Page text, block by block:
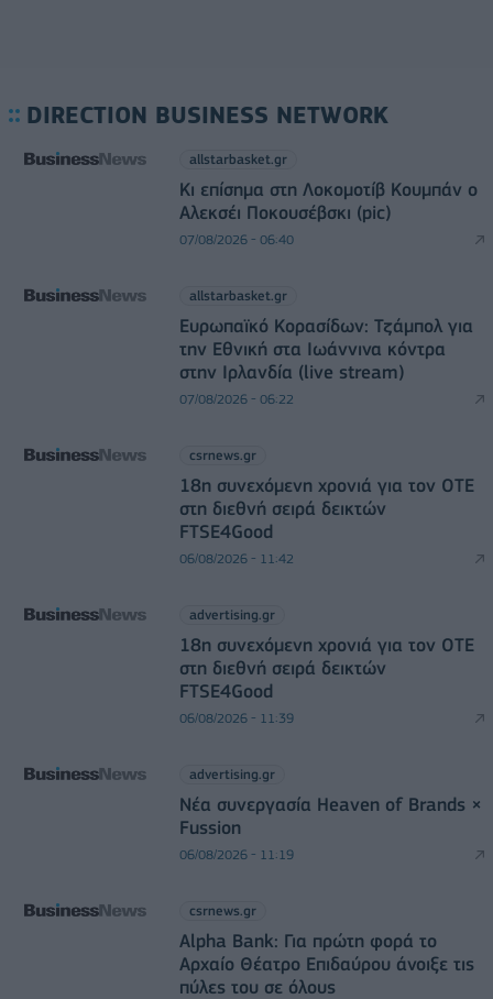
DIRECTION BUSINESS NETWORK
allstarbasket.gr
Κι επίσημα στη Λοκομοτίβ Κουμπάν ο
Αλεκσέι Ποκουσέβσκι (pic)
07/08/2026 - 06:40
allstarbasket.gr
Ευρωπαϊκό Κορασίδων: Τζάμπολ για
την Εθνική στα Ιωάννινα κόντρα
στην Ιρλανδία (live stream)
07/08/2026 - 06:22
csrnews.gr
18η συνεχόμενη χρονιά για τον ΟΤΕ
στη διεθνή σειρά δεικτών
FTSE4Good
06/08/2026 - 11:42
advertising.gr
18η συνεχόμενη χρονιά για τον ΟΤΕ
στη διεθνή σειρά δεικτών
FTSE4Good
06/08/2026 - 11:39
advertising.gr
Νέα συνεργασία Heaven of Brands ×
Fussion
06/08/2026 - 11:19
csrnews.gr
Alpha Bank: Για πρώτη φορά το
Αρχαίο Θέατρο Επιδαύρου άνοιξε τις
πύλες του σε όλους